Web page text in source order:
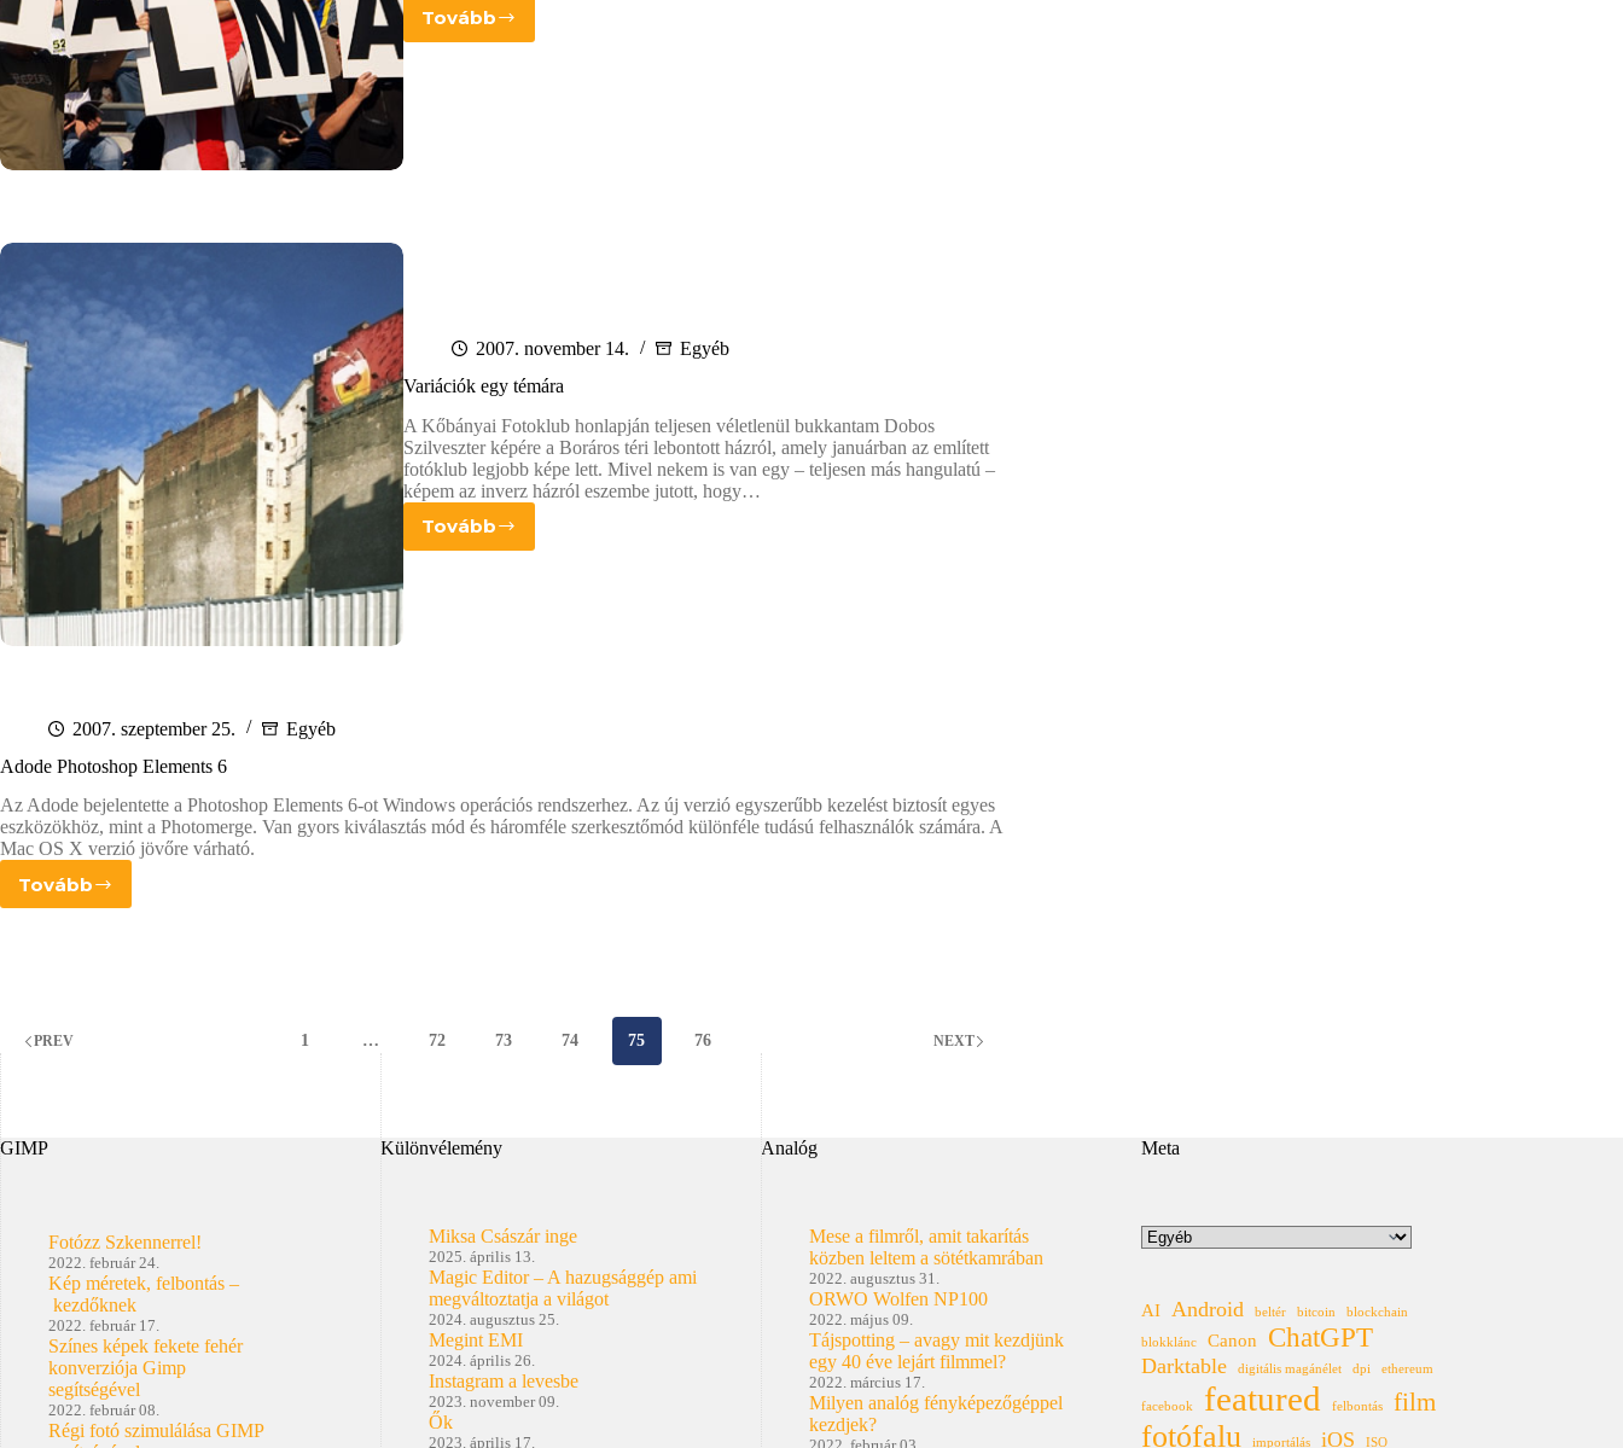
Tovább
Egy
2007. november 14.
Egyéb
Variációk egy témára
A Kőbányai Fotoklub honlapján teljesen véletlenül bukkantam Dobos
Szilveszter képére a Boráros téri lebontott házról, amely januárban az említett
fotóklub legjobb képe lett. Mivel nekem is van egy – teljesen más hangulatú –
képem az inverz házról eszembe jutott, hogy…
TovábbVariációk
2007. szeptember 25.
Egyéb
Adode Photoshop Elements 6
Az Adode bejelentette a Photoshop Elements 6-ot Windows operációs rendszerhez. Az új verzió egyszerűbb kezelést biztosít egyes
eszközökhöz, mint a Photomerge. Van gyors kiválasztás mód és háromféle szerkesztőmód különféle tudású felhasználók számára. A
Mac OS X verzió jövőre várható.
TovábbAdode
PREV 1 … 72 73 74 75 76 NEXT
GIMP
Fotózz Szkennerrel!
2022. február 24.
Kép méretek, felbontás –
kezdőknek
2022. február 17.
Színes képek fekete fehér
konverziója Gimp
segítségével
2022. február 08.
Régi fotó szimulálása GIMP
Különvélemény
Miksa Császár inge
2025. április 13.
Magic Editor – A hazugsággép ami
megváltoztatja a világot
2024. augusztus 25.
Megint EMI
2024. április 26.
Instagram a levesbe
2023. november 09.
Ők
2023. április 17.
Analóg
Mese a filmről, amit takarítás
közben leltem a sötétkamrában
2022. augusztus 31.
ORWO Wolfen NP100
2022. május 09.
Tájspotting – avagy mit kezdjünk
egy 40 éve lejárt filmmel?
2022. március 17.
Milyen analóg fényképezőgéppel
kezdjek?
Meta
Kategóriák
AI Android beltér bitcoin blockchain
blokklánc Canon ChatGPT
Darktable digitális magánélet dpi ethereum
facebook featured felbontás film
fotófalu importálás iOS ISO